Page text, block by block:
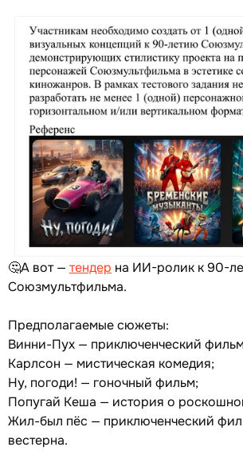
🤔А вот — тендер на ИИ-ролик к 90-
Союзмультфильма.
Предполагаемые сюжеты:
Винни-Пух — приключенческий
Карлсон — мистическая комедия;
Ну, погоди! — гоночный фильм;
Попугай Кеша — история о
Жил-был пёс — приключенческий
вестерна.